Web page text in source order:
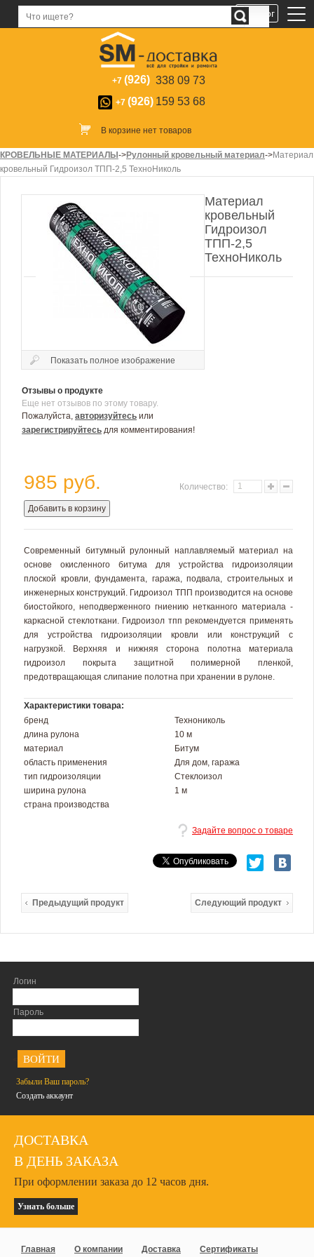
+7 (926) 338 09 73
+7 (926) 159 53 68
В корзине нет товаров
Логин
Пароль
Забыли Ваш пароль?
Создать аккаунт
ДОСТАВКА
В ДЕНЬ ЗАКАЗА
При оформлении заказа до 12 часов дня.
Узнать больше
КРОВЕЛЬНЫЕ МАТЕРИАЛЫ->Рулонный кровельный материал->Материал
кровельный Гидроизол ТПП-2,5 ТехноНиколь
Показать полное изображение
Отзывы о продукте
Еще нет отзывов по этому товару.
Пожалуйста, авторизуйтесь или
зарегистрируйтесь для комментирования!
Материал
кровельный
Гидроизол
ТПП-2,5
ТехноНиколь
985 руб. Количество:
Добавить в корзину
Современный битумный рулонный наплавляемый материал на
основе окисленного битума для устройства гидроизоляции
плоской кровли, фундамента, гаража, подвала, строительных и
инженерных конструкций. Гидроизол ТПП производится на основе
биостойкого, неподверженного гниению нетканного материала -
каркасной стеклоткани. Гидроизол тпп рекомендуется применять
для устройства гидроизоляции кровли или конструкций с
нагрузкой. Верхняя и нижняя сторона полотна материала
гидроизол покрыта защитной полимерной пленкой,
предотвращающая слипание полотна при хранении в рулоне.
Характеристики товара:
бренд
Технониколь
длина рулона
10 м
материал
Битум
область применения
Для дом, гаража
тип гидроизоляции
Стеклоизол
ширина рулона
1 м
страна производства
Задайте вопрос о товаре
Предыдущий продукт Следующий продукт
Главная О компании Доставка Сертификаты
Каталог